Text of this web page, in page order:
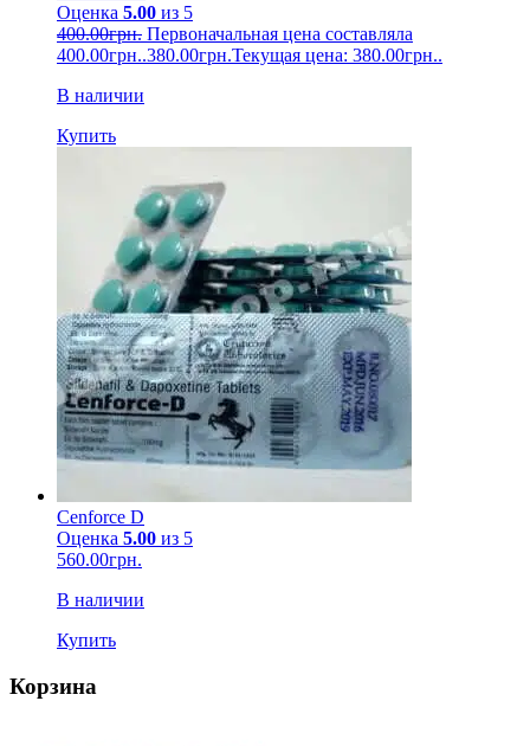
Оценка 5.00 из 5
400.00грн. Первоначальная цена составляла
400.00грн..380.00грн.Текущая цена: 380.00грн..
В наличии
Купить
Cenforce D
Оценка 5.00 из 5
560.00грн.
В наличии
Купить
Корзина